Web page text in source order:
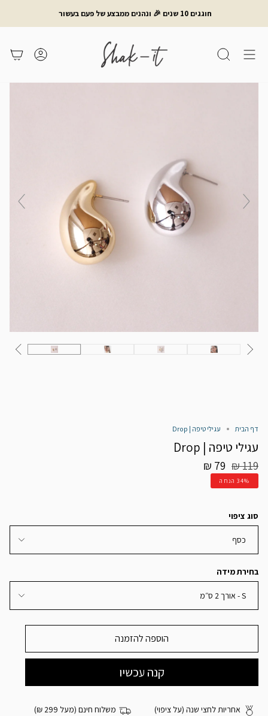
חוגגים 10 שנים 🎉 ונהנים ממבצע של פעם בעשור
חיפוש משתמש
דף הבית עגילי טיפה | Drop
עגילי טיפה | Drop
79 ₪מחיר
רגיל
119 ₪
34%הנחה
סוג ציפוי
כסף
בחירת מידה
S - אורך 2 ס״מ
הוספה להזמנה
אחריות לחצי שנה (על ציפוי)
משלוח חינם (מעל 299 ₪)